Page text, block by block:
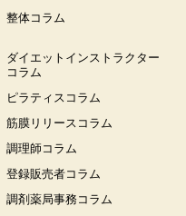
整体コラム
ダイエットインストラクター
コラム
ピラティスコラム
筋膜リリースコラム
調理師コラム
登録販売者コラム
調剤薬局事務コラム